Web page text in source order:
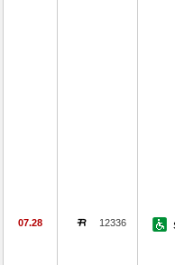
07.28 12336